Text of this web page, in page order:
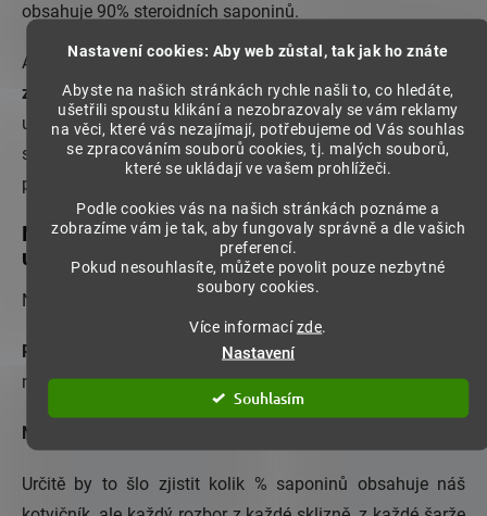
Nastavení cookies: Aby web zůstal, tak jak ho znáte
Abyste na našich stránkách rychle našli to, co hledáte,
ušetřili spoustu klikání a nezobrazovaly se vám reklamy
na věci, které vás nezajímají, potřebujeme od Vás souhlas
se zpracováním souborů cookies, tj. malých souborů,
které se ukládají ve vašem prohlížeči.
Podle cookies vás na našich stránkách poznáme a
zobrazíme vám je tak, aby fungovaly správně a dle vašich
preferencí.
Pokud nesouhlasíte, můžete povolit pouze nezbytné
soubory cookies.
Více informacízde.
Nastavení
Souhlasím
obsahuje 90% steroidních saponinů.
Ano, ten kdo prodáváEXTRAKT ( výtažek - chemicky
zpracovaný )ví, že tam má 90% saponinů, protože je to
už tak chemicky zpracované a může i tvrdit , že je to 9%
silnější než samotná bylinka. ( té síle až tolik nevěříme, v
porovnáví s čistou bylinkou )
Naše otázka zní: Je to přírodní? A může se to
užívat dlouhodobě?
Na obě otázky bychom odpověděli NE.
Raději jsme si zvolili tu 100% přírodní cestu
matce přírodě v její sílu a originalitu.
Nejsme zastánci chemie ani různých "vylepšení" bylinek.
Určitě by to šlo zjistit kolik % saponinů obsahuje náš